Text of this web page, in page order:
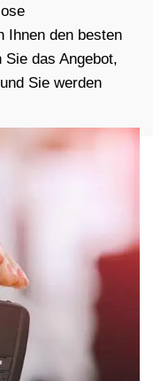
Ihnen den besten
das Angebot,
Sie werden